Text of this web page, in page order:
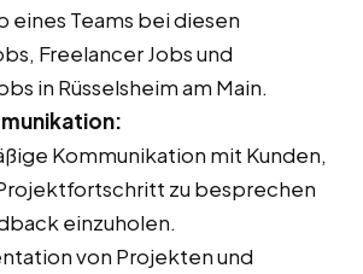
eines Teams bei diesen
Freelancer Jobs und
in Rüsselsheim am Main.
Kommunikation mit Kunden,
zu besprechen
einzuholen.
von Projekten und